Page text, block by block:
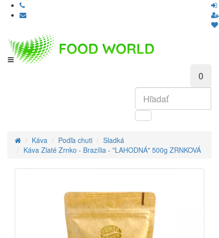
0
Káva Podľa chuti
Sladká
Káva Zlaté Zrnko - Brazília - "LAHODNÁ" 500g ZRNKOVÁ